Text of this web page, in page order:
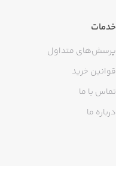
خدمات
پرسش‌های متداول
قوانین خرید
تماس با ما
درباره ما